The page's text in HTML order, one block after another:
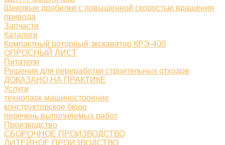
Щековые дробилки с повышенной скоростью вращения
привода
Запчасти
Каталоги
Компактный роторный экскаватор КРЭ-400
ОПРОСНЫЙ ЛИСТ
Питатели
Решения для переработки строительных отходов
ДОКАЗАНО НА ПРАКТИКЕ
Услуги
технопарк машиностроение
конструкторское бюро
перечень выполняемых работ
Производство
СБОРОЧНОЕ ПРОИЗВОДСТВО
ЛИТЕЙНОЕ ПРОИЗВОДСТВО